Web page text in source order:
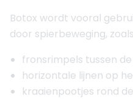
5. Van
4.8 (262
Aantal
Meer informatie of
Botox wordt vooral
door spierbeweging,
fronsrimpels tussen
horizontale lijnen op
kraaienpootjes rond